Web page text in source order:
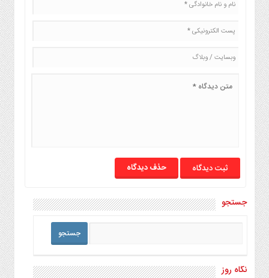
حذف دیدگاه
جستجو
نگاه روز